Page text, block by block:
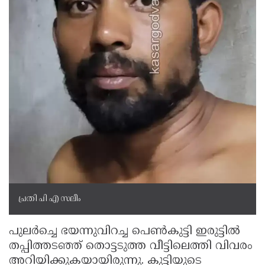
പ്രതി പി എ സലീം
പുലർച്ചെ ഭയന്നുവിറച്ച പെൺകുട്ടി ഇരുട്ടിൽ
തപ്പിത്തടഞ്ഞ് തൊട്ടടുത്ത വീട്ടിലെത്തി വിവരം
അറിയിക്കുകയായിരുന്നു. കുട്ടിയുടെ